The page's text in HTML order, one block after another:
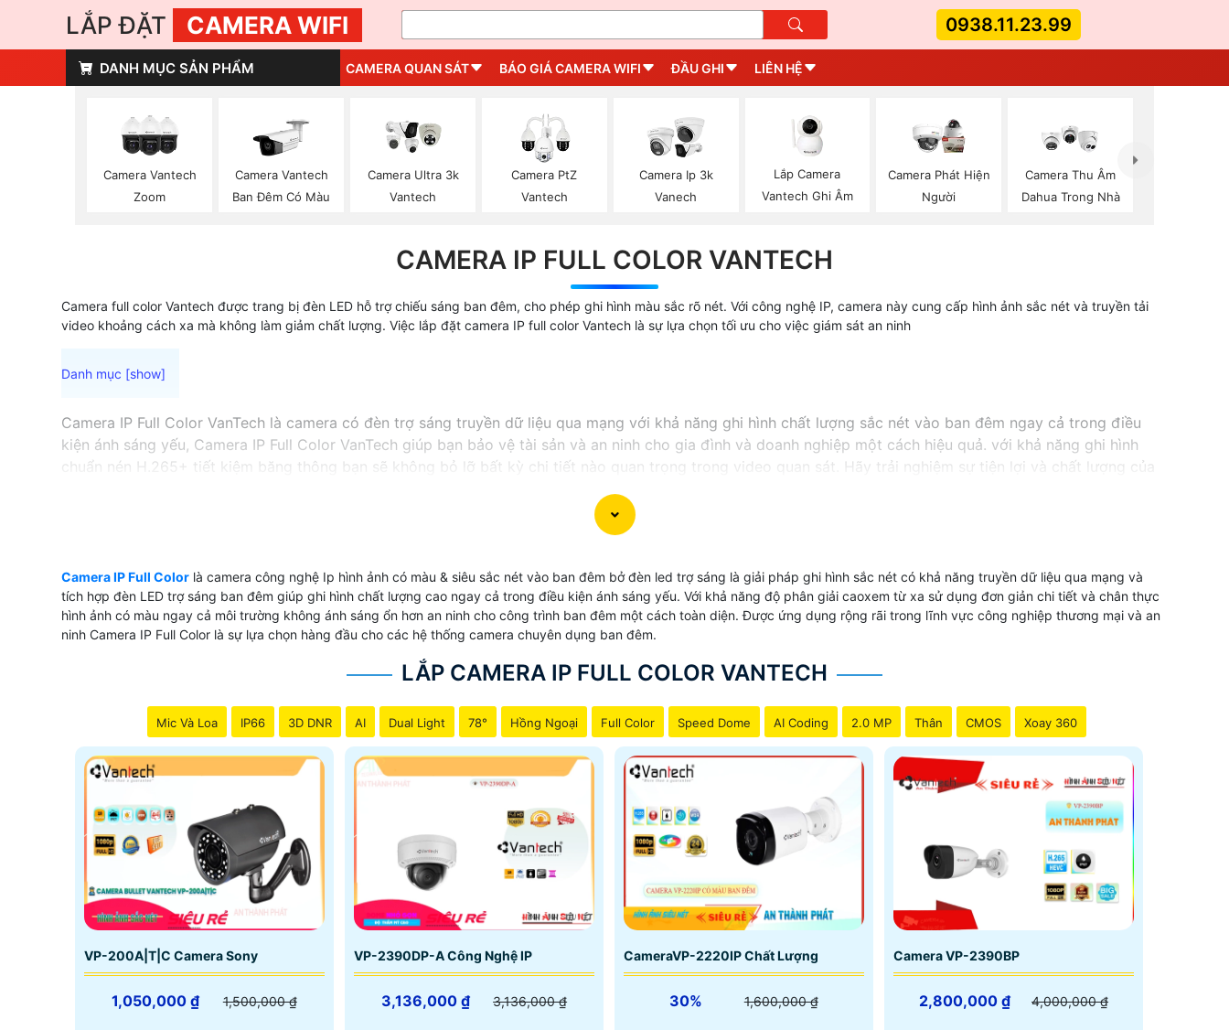
LẮP ĐẶT CAMERA WIFI 0938.11.23.99
DANH MỤC SẢN PHẨM CAMERA QUAN SÁT BÁO GIÁ CAMERA WIFI ĐẦU GHI LIÊN HỆ
Camera Vantech
Zoom
Camera Vantech
Ban Đêm Có Màu
Camera Ultra 3k
Vantech
Camera PtZ
Vantech
Camera Ip 3k
Vanech
Lắp Camera
Vantech Ghi Âm
Camera Phát Hiện
Người
Camera Thu Âm
Dahua Trong Nhà
CAMERA IP FULL COLOR VANTECH
Camera full color Vantech được trang bị đèn LED hỗ trợ chiếu sáng ban đêm, cho phép ghi hình màu sắc rõ nét. Với công nghệ IP, camera này cung cấp hình ảnh sắc nét và truyền tải
video khoảng cách xa mà không làm giảm chất lượng. Việc lắp đặt camera IP full color Vantech là sự lựa chọn tối ưu cho việc giám sát an ninh
Camera IP Full Color VanTech là camera có đèn trợ sáng truyền dữ liệu qua mạng với khả năng ghi hình chất lượng sắc nét vào ban đêm ngay cả trong điều
kiện ánh sáng yếu, Camera IP Full Color VanTech giúp bạn bảo vệ tài sản và an ninh cho gia đình và doanh nghiệp một cách hiệu quả. với khả năng ghi hình
chuẩn nén H.265+ tiết kiệm băng thông bạn sẽ không bỏ lỡ bất kỳ chi tiết nào quan trọng trong video quan sát. Hãy trải nghiệm sự tiện lợi và chất lượng của
Chống ngược sáng WDR (120dB)
'Camera IP Full Color là camera công nghệ Ip hình ảnh có màu & siêu sắc nét vào ban đêm bở đèn led trợ sáng là giải pháp ghi hình sắc nét có khả năng truyền dữ liệu qua mạng và
tích hợp đèn LED trợ sáng ban đêm giúp ghi hình chất lượng cao ngay cả trong điều kiện ánh sáng yếu. Với khả năng độ phân giải caoxem từ xa sử dụng đơn giản chi tiết và chân thực
hình ảnh có màu ngay cả môi trường không ánh sáng ổn hơn an ninh cho công trình ban đêm một cách toàn diện. Được ứng dụng rộng rãi trong lĩnh vực công nghiệp thương mại và an
ninh Camera IP Full Color là sự lựa chọn hàng đầu cho các hệ thống camera chuyên dụng ban đêm.
LẮP CAMERA IP FULL COLOR VANTECH
Mic Và Loa IP66 3D DNR AI Dual Light 78° Hồng Ngoại Full Color Speed Dome AI Coding 2.0 MP Thân CMOS Xoay 360
VP-200A|T|C Camera Sony
1,050,000 ₫ 1,500,000 ₫
VP-2390DP-A Công Nghệ IP
3,136,000 ₫ 3,136,000 ₫
CameraVP-2220IP Chất Lượng
30% 1,600,000 ₫
Camera VP-2390BP
2,800,000 ₫ 4,000,000 ₫